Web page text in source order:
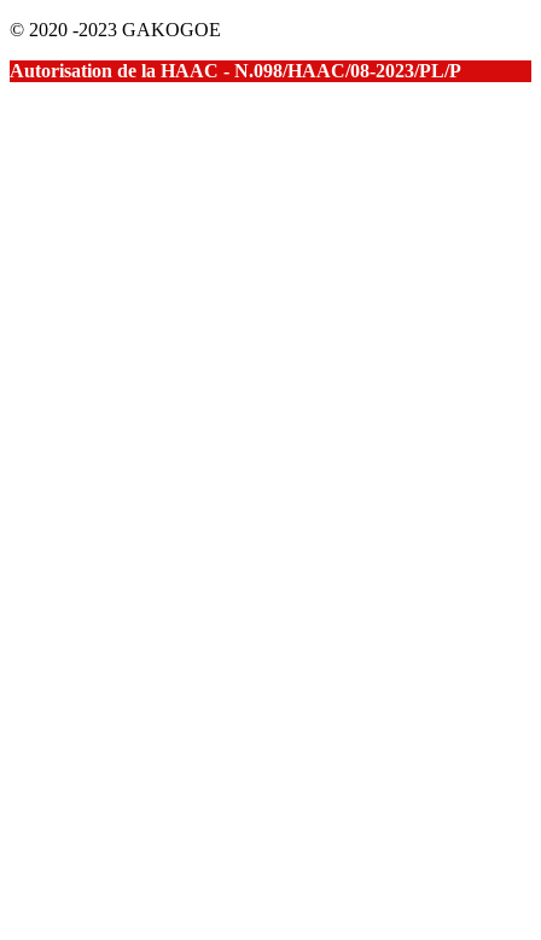
© 2020 -2023 GAKOGOE
Autorisation de la HAAC - N.098/HAAC/08-2023/PL/P